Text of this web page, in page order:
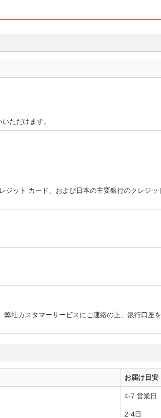
ただけます。
ット カード、および日本の主要銀行のクレジッ
社カスタマーサービスにご連絡の上、銀行口座
お届け目安
4-7 営業日
2-4日